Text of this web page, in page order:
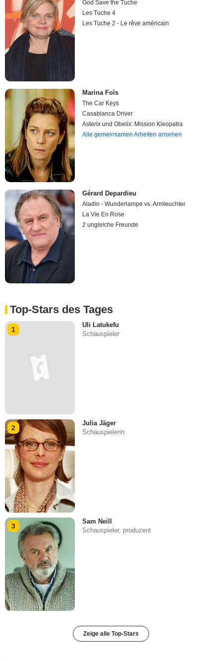
God Save the Tuche
Les Tuche 4
Les Tuche 2 - Le rêve américain
Marina Foïs
The Car Keys
Casablanca Driver
Asterix und Obelix: Mission Kleopatra
Alle gemeinsamen Arbeiten ansehen
Gérard Depardieu
Aladin - Wunderlampe vs. Armleuchter
La Vie En Rose
2 ungleiche Freunde
Top-Stars des Tages
1
Uli Latukefu
Schauspieler
2
Julia Jäger
Schauspielerin
3
Sam Neill
Schauspieler, produzent
Zeige alle Top-Stars